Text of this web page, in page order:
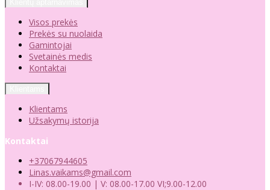
Visos prekės
Prekės su nuolaida
Gamintojai
Svetainės medis
Kontaktai
Klientams
Užsakymų istorija
Kontaktai
+37067944605
Linas.vaikams@gmail.com
I-IV: 08.00-19.00 | V: 08.00-17.00 VI;9.00-12.00